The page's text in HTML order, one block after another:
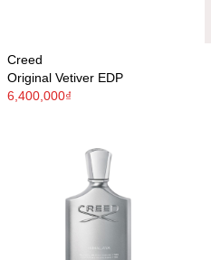
Creed
Original Vetiver EDP
6,400,000₫